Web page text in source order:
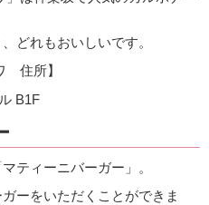
どれもおいしいです。
住所】
B1F
ティーニバーガー」。
ーをいただくことができま